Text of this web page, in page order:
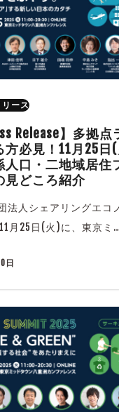
リース
Release】多拠
方必見！11月25日
人口・二地域居住
見どころ紹介
法人シェアリングエコ
月25日(火)に、東京ミ
日